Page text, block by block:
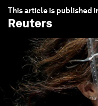
This article is published
Reuters